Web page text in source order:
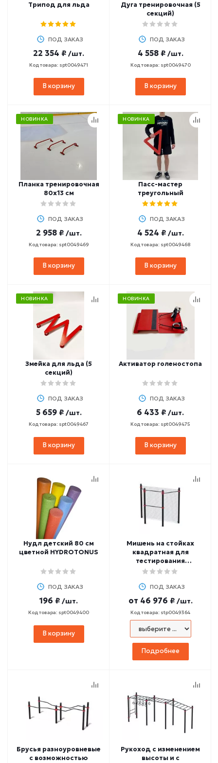
Трипод для льда
ПОД ЗАКАЗ
22 354 ₽ /шт.
Код товара: spt0049471
В корзину
Дуга тренировочная (5
секций)
ПОД ЗАКАЗ
4 558 ₽ /шт.
Код товара: spt0049470
В корзину
НОВИНКА
Планка тренировочная
80х13 см
ПОД ЗАКАЗ
2 958 ₽ /шт.
Код товара: spt0049469
В корзину
НОВИНКА
Пасс-мастер
треугольный
ПОД ЗАКАЗ
4 524 ₽ /шт.
Код товара: spt0049468
В корзину
НОВИНКА
Змейка для льда (5
секций)
ПОД ЗАКАЗ
5 659 ₽ /шт.
Код товара: spt0049467
В корзину
НОВИНКА
Активатор голеностопа
ПОД ЗАКАЗ
6 433 ₽ /шт.
Код товара: spt0049475
В корзину
Нудл детский 80 см
цветной HYDROTONUS
ПОД ЗАКАЗ
196 ₽ /шт.
Код товара: spt0049400
В корзину
Мишень на стойках
квадратная для
тестирования
инвалидов и лиц с ОВЗ
ПОД ЗАКАЗ
от 46 976 ₽ /шт.
Код товара: stp0049364
Подробнее
Брусья разноуровневые
с возможностью
Рукоход с изменением
высоты и с